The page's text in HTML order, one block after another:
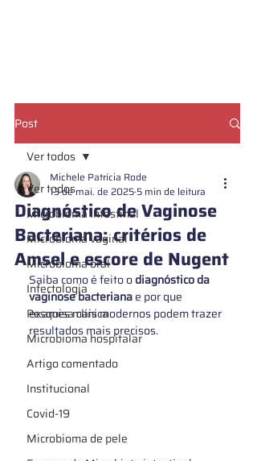
Post
Ver todos
Microbioma Intestinal
Microbioma vaginal
Microbioma oral
Infectologia
Pesquisa clínica
Microbioma hospitalar
Artigo comentado
Institucional
Covid-19
Microbioma de pele
Ver todos
Diagnóstico de Vaginose
Bacteriana: critérios de
Amsel e escore de Nugent
Michele Patrícia Rode
13 de mai. de 2025 5 min de leitura
Saiba como é feito o diagnóstico da
vaginose bacteriana e por que
exames mais modernos podem trazer
resultados mais precisos.